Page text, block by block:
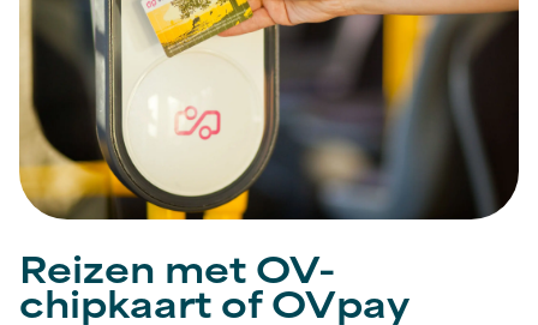
Reizen met OV-
chipkaart of OVpay